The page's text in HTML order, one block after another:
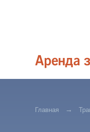
Главная